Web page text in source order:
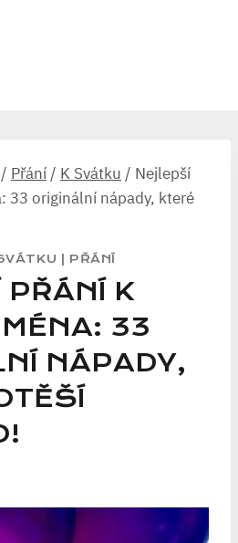
/ Přání / K Svátku / Nejlepší
33 originální nápady, které
PŘÁNÍ
PŘÁNÍ K
33
NÁPADY,